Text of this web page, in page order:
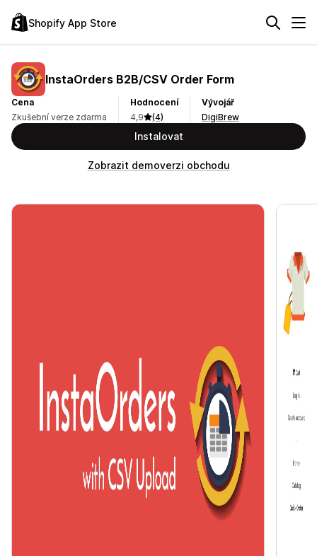
Shopify App Store
InstaOrders B2B/CSV Order Form
Cena
Zkušební verze zdarma
Hodnocení
4,9
(4)
Vývojář
DigiBrew
Instalovat
Zobrazit demoverzi obchodu